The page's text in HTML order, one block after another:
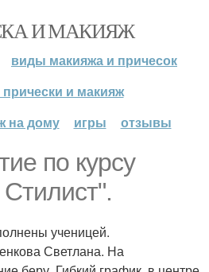
И МАКИЯЖ
виды макияжа и причесок
прически и макияж
на дому
игры отзывы
по курсу
ученицей.
Светлана. На